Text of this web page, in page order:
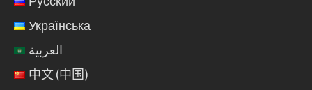
Українська
العربية
中文 (中国)